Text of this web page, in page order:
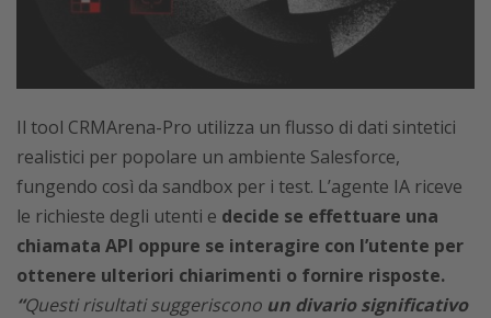
Il tool CRMArena-Pro utilizza un flusso di dati sintetici
realistici per popolare un ambiente Salesforce,
fungendo così da sandbox per i test. L’agente IA riceve
le richieste degli utenti e decide se effettuare una
chiamata API oppure se interagire con l’utente per
ottenere ulteriori chiarimenti o fornire risposte.
“Questi risultati suggeriscono un divario significativo